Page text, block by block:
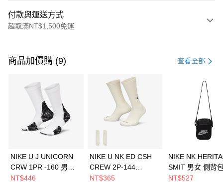
付款與運送方式
超取滿NT$1,500免運
信用卡一次付款
3 期 0 利率 每期 21家銀行
合作金庫商業銀行
第一商業銀行
華南商業銀行
彰化商業銀行
上海商業儲蓄銀行
Apple Pay
全盈+PAY
商品加價購 (9) 查看全部
NIKE U J UNICORN
CRW 1PR -160 男女
中統襪 FZ3393100
NT$446
NIKE U NK ED CSH
CREW 2P-144
EMBRDY 男女 短統襪
NT$365
NIKE NK
SMIT 男女 側背
BA5871010
NT$527